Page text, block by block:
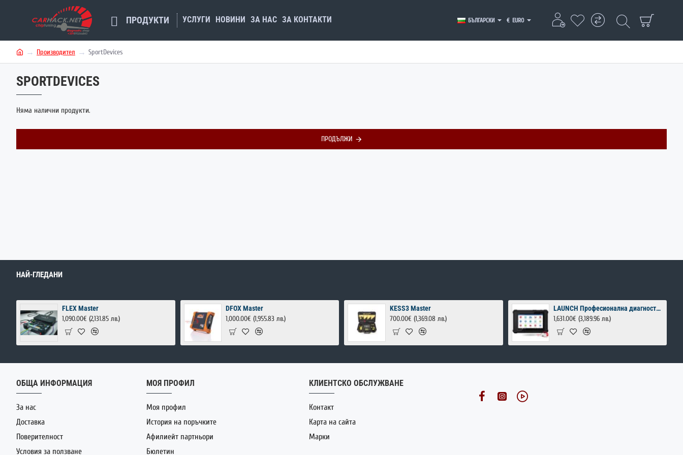
ПРОДУКТИ УСЛУГИ НОВИНИ ЗА НАС ЗА КОНТАКТИ БЪЛГАРСКИ € EURO
m
Производител SportDevices
SPORTDEVICES
Няма налични продукти.
ПРОДЪЛЖИ
НАЙ-ГЛЕДАНИ
FLEX Master
1,090.00€ (2,131.85 лв.)
DFOX Master
1,000.00€(1,955.83 лв.)
KESS3 Master
700.00€ (1,369.08 лв.)
LAUNCH Професионална диагностика за автомобили
1,631.00€(3,189.96 лв.)
ОБЩА ИНФОРМАЦИЯ
За нас
Доставка
Поверителност
Условия за ползване
МОЯ ПРОФИЛ
Моя профил
История на поръчките
Афилиейт партньори
Бюлетин
КЛИЕНТСКО ОБСЛУЖВАНЕ
Контакт
Карта на сайта
Марки